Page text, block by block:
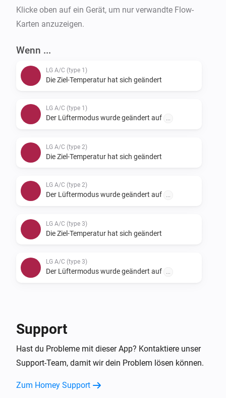
möchtest, kannst du dies über unser Support-Formular
tun.
Klicke oben auf ein Gerät, um nur verwandte Flow-
Karten anzuzeigen.
Wenn ...
LG A/C (type 1)
Die Ziel-Temperatur hat sich geändert
LG A/C (type 1)
Der Lüftermodus wurde geändert auf
LG A/C (type 2)
Die Ziel-Temperatur hat sich geändert
LG A/C (type 2)
Der Lüftermodus wurde geändert auf
LG A/C (type 3)
Die Ziel-Temperatur hat sich geändert
LG A/C (type 3)
Der Lüftermodus wurde geändert auf
LG A/C (type 1)
Der Lüftermodus ist
LG A/C (type 2)
Support
Hast du Probleme mit dieser App? Kontaktiere unser
Support-Team, damit wir dein Problem lösen können.
Zum Homey Support